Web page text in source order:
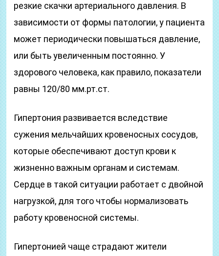
резкие скачки артериального давления. В
зависимости от формы патологии, у пациента
может периодически повышаться давление,
или быть увеличенным постоянно. У
здорового человека, как правило, показатели
равны 120/80 мм.рт.ст.
Гипертония развивается вследствие
сужения мельчайших кровеносных сосудов,
которые обеспечивают доступ крови к
жизненно важным органам и системам.
Сердце в такой ситуации работает с двойной
нагрузкой, для того чтобы нормализовать
работу кровеносной системы.
Гипертонией чаще страдают жители